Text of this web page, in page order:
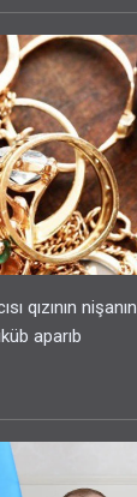
qızının
aparıb